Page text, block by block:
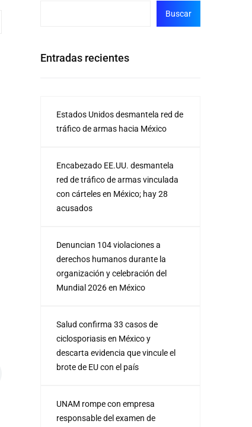
Buscar
Entradas recientes
Estados Unidos desmantela red de
tráfico de armas hacia México
Encabezado EE.UU. desmantela
red de tráfico de armas vinculada
con cárteles en México; hay 28
acusados
Denuncian 104 violaciones a
derechos humanos durante la
organización y celebración del
Mundial 2026 en México
Salud confirma 33 casos de
ciclosporiasis en México y
descarta evidencia que vincule el
brote de EU con el país
UNAM rompe con empresa
responsable del examen de